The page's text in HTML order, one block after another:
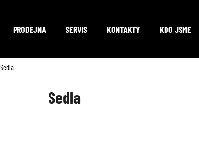
PRODEJNA SERVIS KONTAKTY KDO JSME
Sedla
Sedla
Co potřebujete najít?